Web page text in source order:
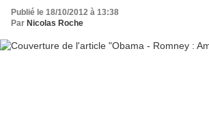
Publié le 18/10/2012 à 13:38
Par Nicolas Roche